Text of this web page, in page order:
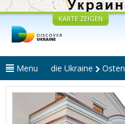
KARTE ZEIGEN
Menu die Ukraine Osten